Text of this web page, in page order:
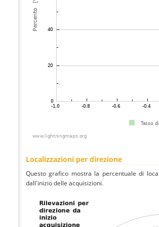
Localizzazioni per direzione
Questo grafico mostra la percentuale di
dall'inizio delle acquisizioni.